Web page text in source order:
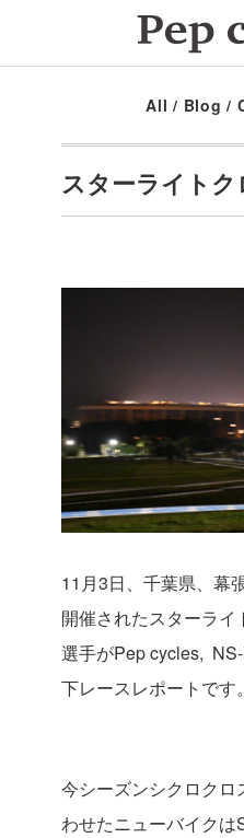
All / Blog /
スターライトク
11月3日、千葉県、幕
開催されたスターラ
選手がPep cycles,
下レースレポートです。
今シーズンシクロク
わせたニューバイクは